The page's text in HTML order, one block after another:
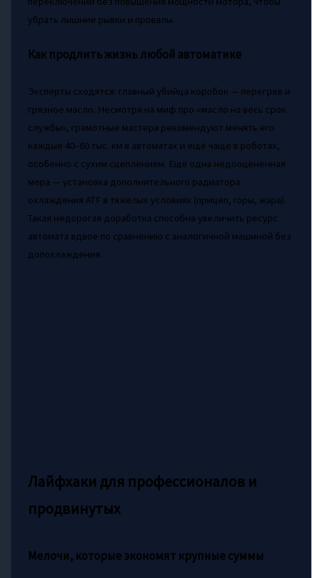
убрать лишние рывки и провалы.
Как продлить жизнь любой автоматике
Эксперты сходятся: главный убийца коробок — перегрев и
грязное масло. Несмотря на миф про «масло на весь срок
службы», грамотные мастера рекомендуют менять его
каждые 40–60 тыс. км в автоматах и ещё чаще в роботах,
особенно с сухим сцеплением. Ещё одна недооценённая
мера — установка дополнительного радиатора
охлаждения ATF в тяжёлых условиях (прицеп, горы, жара).
Такая недорогая доработка способна увеличить ресурс
автомата вдвое по сравнению с аналогичной машиной без
допохлаждения.
Лайфхаки для профессионалов и
продвинутых
Мелочи, которые экономят крупные суммы